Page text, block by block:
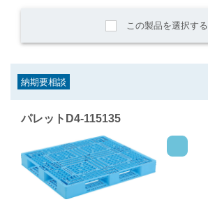
この製品を選択する
納期要相談
パレットD4-115135